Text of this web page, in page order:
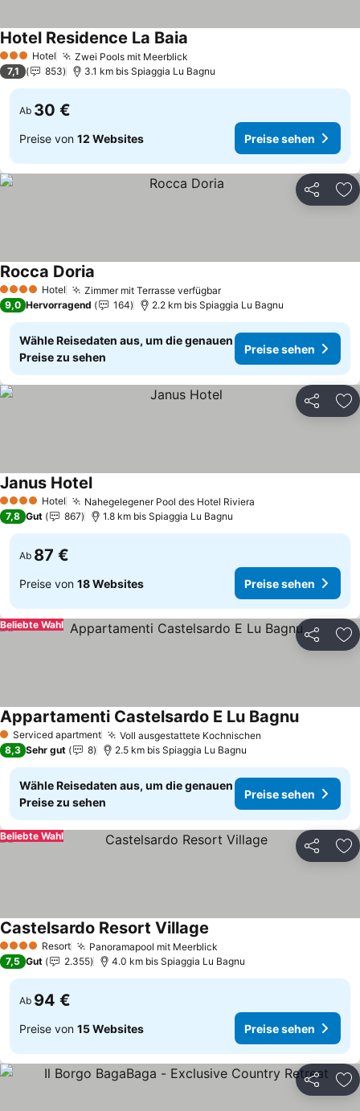
3 SterneHotel Zwei Pools mit Meerblick
Hotel Residence La Baia
7,1 853 3.1 km bis Spiaggia Lu Bagnu
Ab 30 €
Preise von 12 Websites Preise sehen
Teilen
4 Sterne Hotel Zimmer mit Terrasse verfügbar
Rocca Doria
9,0 Hervorragend 164 2.2 km bis Spiaggia Lu Bagnu
Wähle Reisedaten aus, um die genauen
Preise zu sehen
Preise sehen
Teilen
4 Sterne Hotel Nahegelegener Pool des Hotel Riviera
Janus Hotel
7,8 Gut 867 1.8 km bis Spiaggia Lu Bagnu
Ab 87 €
Preise von 18 Websites Preise sehen
Teilen
Beliebte Wahl
1 Sterne
Serviced apartment Voll ausgestattete Kochnischen
Appartamenti Castelsardo E Lu Bagnu
8,3 Sehr gut 8 2.5 km bis Spiaggia Lu Bagnu
Wähle Reisedaten aus, um die genauen
Preise zu sehen
Preise sehen
Teilen
Beliebte Wahl
4 Sterne Resort Panoramapool mit Meerblick
Castelsardo Resort Village
7,5 Gut 2.355 4.0 km bis Spiaggia Lu Bagnu
Ab 94 €
Preise von 15 Websites Preise sehen
Teilen